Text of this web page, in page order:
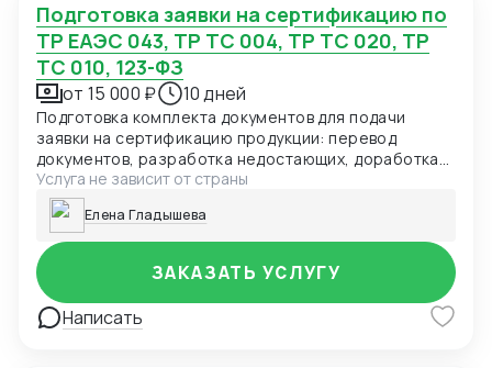
Подготовка заявки на сертификацию по
ТР ЕАЭС 043, ТР ТС 004, ТР ТС 020, ТР
ТС 010, 123-ФЗ
от 15 000 ₽ 10 дней
Подготовка комплекта документов для подачи
заявки на сертификацию продукции: перевод
документов, разработка недостающих, доработка
технических условий, регламентов, чертежей.
Услуга не зависит от страны
Елена Гладышева
Написать
ЗАКАЗАТЬ УСЛУГУ